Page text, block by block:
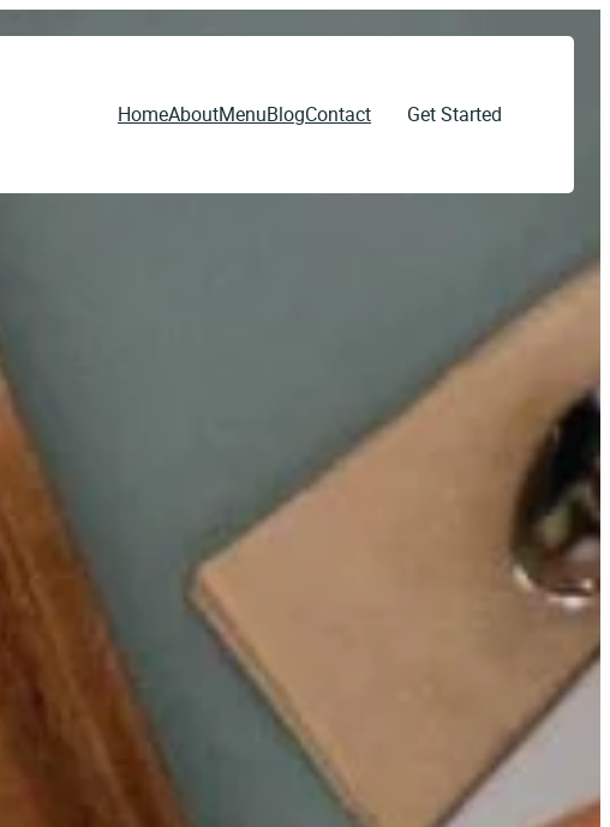
HomeAboutMenuBlogContact Get Started